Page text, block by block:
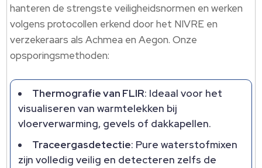
hanteren de strengste veiligheidsnormen en werken
volgens protocollen erkend door het NIVRE en
verzekeraars als Achmea en Aegon.​ Onze
opsporingsmethoden:
Thermografie van FLIR: Ideaal voor het
visualiseren van warmtelekken bij
vloerverwarming, gevels of dakkapellen.​
Traceergasdetectie: Pure waterstofmixen
zijn volledig veilig en detecteren zelfs de